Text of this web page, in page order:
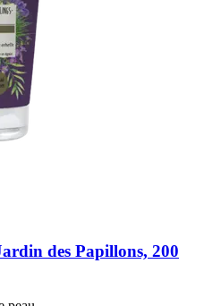
des Papillons, 200